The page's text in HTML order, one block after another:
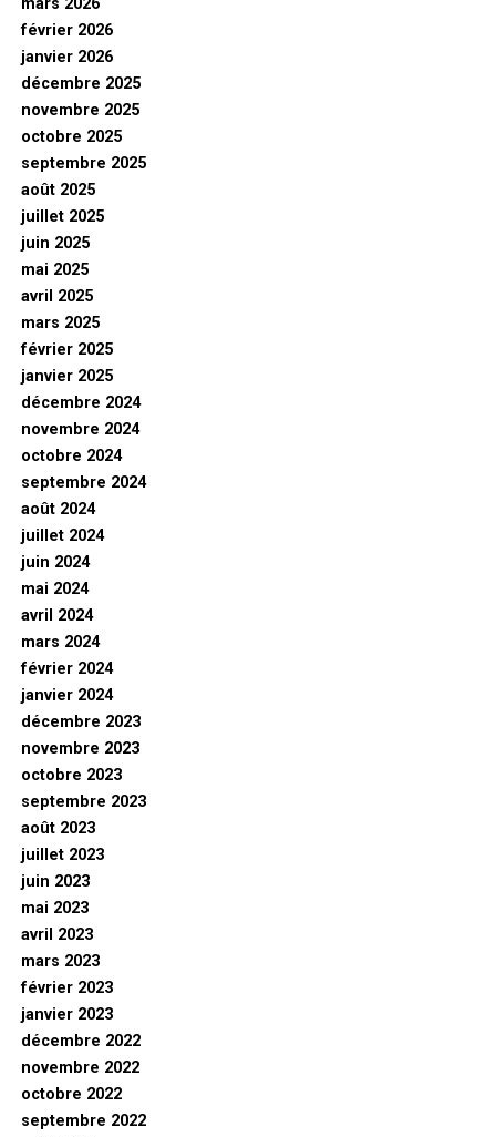
mars 2026
février 2026
janvier 2026
décembre 2025
novembre 2025
octobre 2025
septembre 2025
août 2025
juillet 2025
juin 2025
mai 2025
avril 2025
mars 2025
février 2025
janvier 2025
décembre 2024
novembre 2024
octobre 2024
septembre 2024
août 2024
juillet 2024
juin 2024
mai 2024
avril 2024
mars 2024
février 2024
janvier 2024
décembre 2023
novembre 2023
octobre 2023
septembre 2023
août 2023
juillet 2023
juin 2023
mai 2023
avril 2023
mars 2023
février 2023
janvier 2023
décembre 2022
novembre 2022
octobre 2022
septembre 2022